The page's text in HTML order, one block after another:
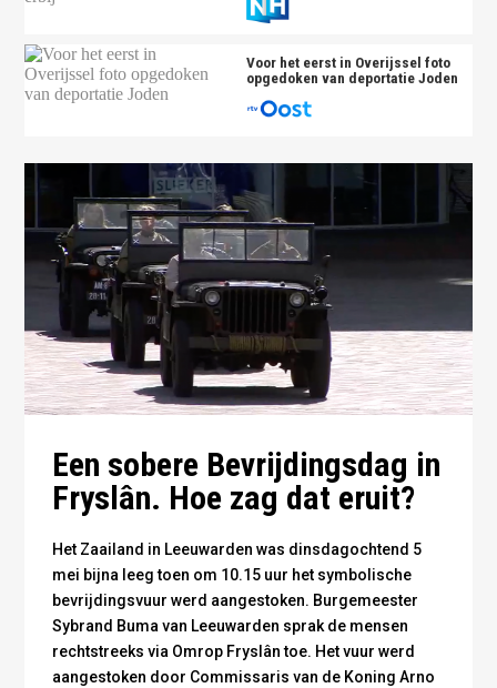
Voor het eerst in Overijssel foto
opgedoken van deportatie Joden
Een sobere Bevrijdingsdag in
Fryslân. Hoe zag dat eruit?
Het Zaailand in Leeuwarden was dinsdagochtend 5
mei bijna leeg toen om 10.15 uur het symbolische
bevrijdingsvuur werd aangestoken. Burgemeester
Sybrand Buma van Leeuwarden sprak de mensen
rechtstreeks via Omrop Fryslân toe. Het vuur werd
aangestoken door Commissaris van de Koning Arno